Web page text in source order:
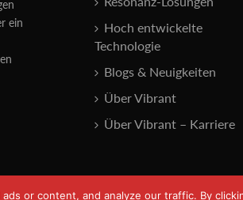
ein
Hoch entwickelte
Technologie
Blogs & Neuigkeiten
Über Vibrant
Über Vibrant – Karriere
or content, and analyze our traffic. By